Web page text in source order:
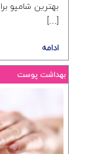
بهترین شامپو
[…]
ادامه
بهداشت پوست